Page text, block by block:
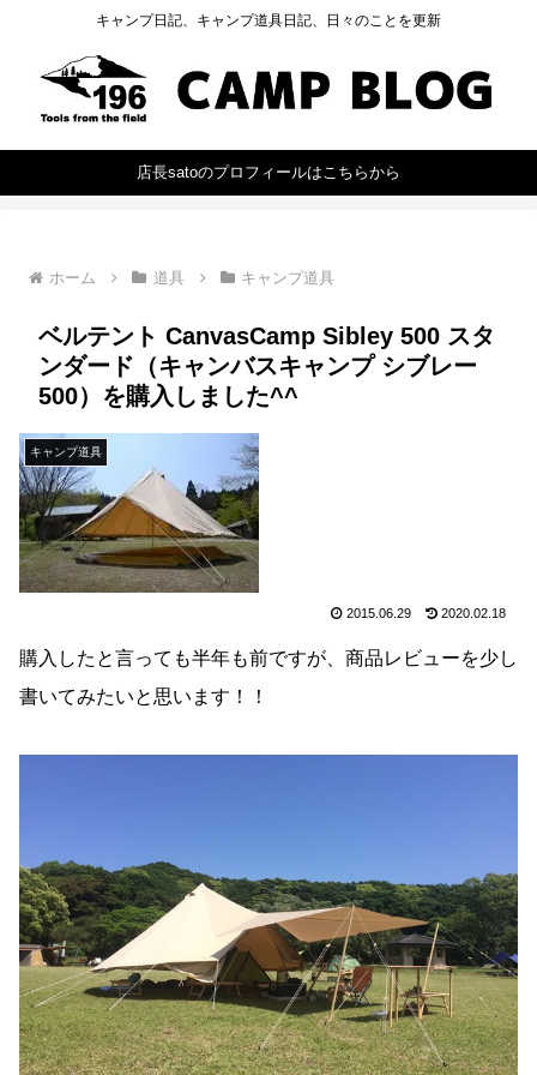
キャンプ日記、キャンプ道具日記、日々のことを更新
店長satoのプロフィールはこちらから
ホーム 道具 キャンプ道具
ベルテント CanvasCamp Sibley 500 スタ
ンダード（キャンバスキャンプ シブレー
500）を購入しました^^
キャンプ道具
2015.06.29 2020.02.18
購入したと言っても半年も前ですが、商品レビューを少し
書いてみたいと思います！！